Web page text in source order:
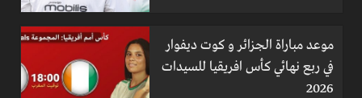
موعد مباراة الجزائر و كوت ديفوار
في ربع نهائي كأس افريقيا للسيدات
2026